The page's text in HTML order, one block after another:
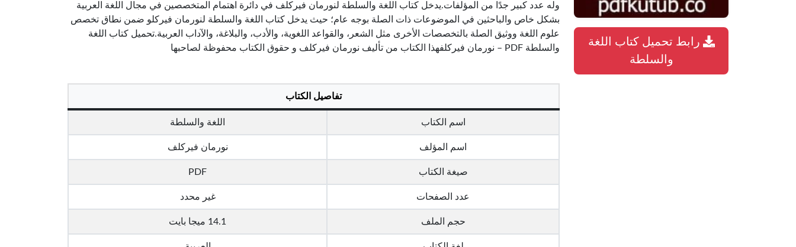
رابط تحميل كتاب اللغة
والسلطة
وله عدد كبير جدًا من المؤلفات.يدخل كتاب اللغة والسلطة لنورمان فيركلف في دائرة اهتمام المتخصصين في مجال اللغة العربية
بشكل خاص والباحثين في الموضوعات ذات الصلة بوجه عام؛ حيث يدخل كتاب اللغة والسلطة لنورمان فيركلو ضمن نطاق تخصص
علوم اللغة ووثيق الصلة بالتخصصات الأخرى مثل الشعر، والقواعد اللغوية، والأدب، والبلاغة، والآداب العربية.تحميل كتاب اللغة
والسلطة PDF – نورمان فيركلفهذا الكتاب من تأليف نورمان فيركلف و حقوق الكتاب محفوظة لصاحبها
تفاصيل الكتاب
اسم الكتاب اللغة والسلطة
اسم المؤلف نورمان فيركلف
صيغة الكتاب PDF
عدد الصفحات غير محدد
حجم الملف 14.1 ميجا بايت